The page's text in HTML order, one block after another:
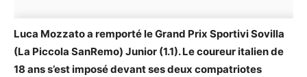
Luca Mozzato a remporté le Grand Prix Sportivi Sovilla
(La Piccola SanRemo) Junior (1.1). Le coureur italien de
18 ans s’est imposé devant ses deux compatriotes